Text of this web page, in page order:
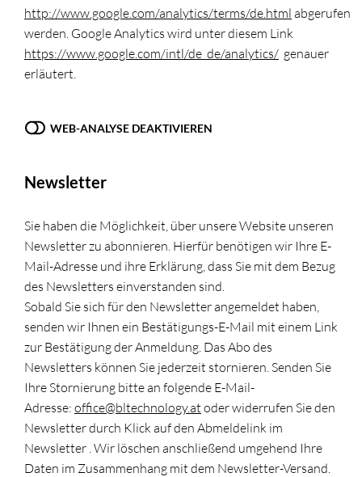
http://www.google.com/analytics/terms/de.html abgerufen
werden. Google Analytics wird unter diesem Link
https://www.google.com/intl/de_de/analytics/ genauer
erläutert.
WEB-ANALYSE DEAKTIVIEREN
Newsletter
Sie haben die Möglichkeit, über unsere Website unseren
Newsletter zu abonnieren. Hierfür benötigen wir Ihre E-
Mail-Adresse und ihre Erklärung, dass Sie mit dem Bezug
des Newsletters einverstanden sind.
Sobald Sie sich für den Newsletter angemeldet haben,
senden wir Ihnen ein Bestätigungs-E-Mail mit einem Link
zur Bestätigung der Anmeldung. Das Abo des
Newsletters können Sie jederzeit stornieren. Senden Sie
Ihre Stornierung bitte an folgende E-Mail-
Adresse: office@bltechnology.at oder widerrufen Sie den
Newsletter durch Klick auf den Abmeldelink im
Newsletter . Wir löschen anschließend umgehend Ihre
Daten im Zusammenhang mit dem Newsletter-Versand.